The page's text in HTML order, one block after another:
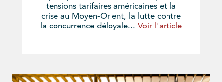
tensions tarifaires américaines et la
crise au Moyen-Orient, la lutte contre
la concurrence déloyale... Voir l'article